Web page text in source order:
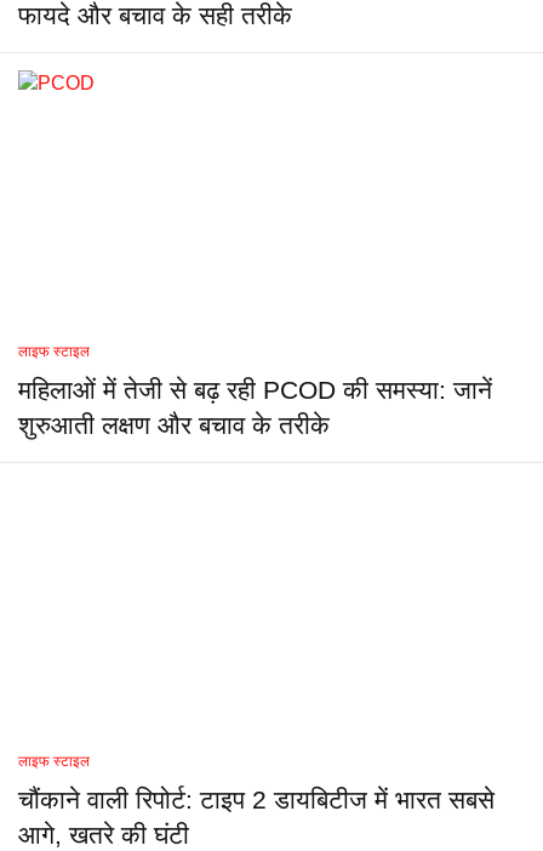
फायदे और बचाव के सही तरीके
लाइफ स्टाइल
महिलाओं में तेजी से बढ़ रही PCOD की समस्या: जानें
शुरुआती लक्षण और बचाव के तरीके
लाइफ स्टाइल
चौंकाने वाली रिपोर्ट: टाइप 2 डायबिटीज में भारत सबसे
आगे, खतरे की घंटी